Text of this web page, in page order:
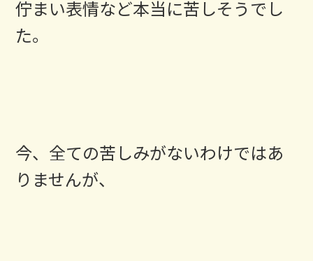
佇まい表情など本当に苦しそうでし
た。
今、全ての苦しみがないわけではあ
りませんが、